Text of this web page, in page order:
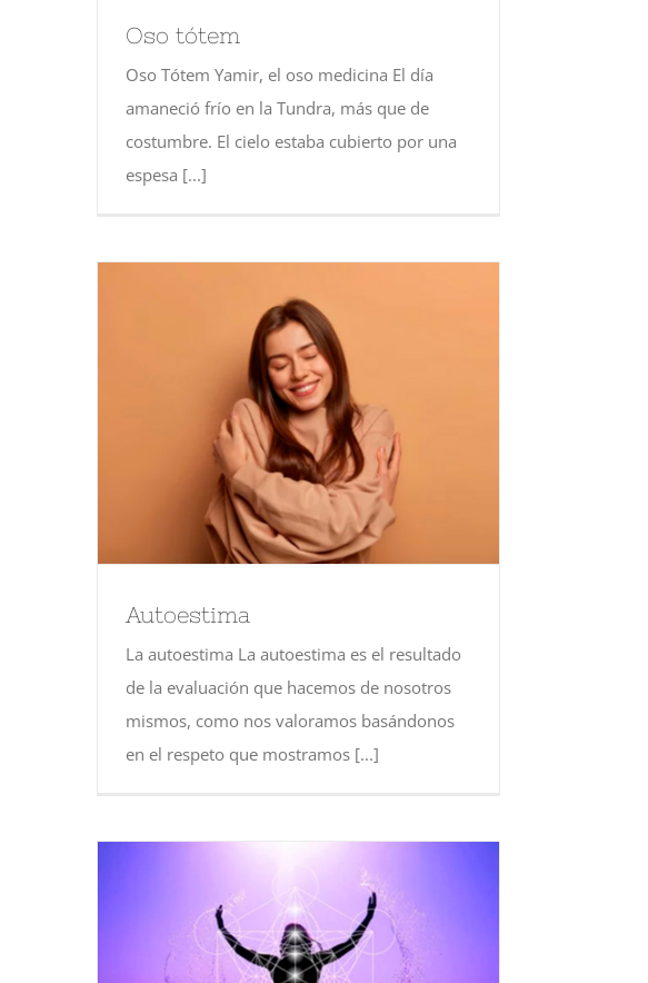
Oso tótem
Oso Tótem Yamir, el oso medicina El día
amaneció frío en la Tundra, más que de
costumbre. El cielo estaba cubierto por una
espesa [...]
Autoestima
La autoestima La autoestima es el resultado
de la evaluación que hacemos de nosotros
mismos, como nos valoramos basándonos
en el respeto que mostramos [...]